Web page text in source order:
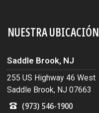
NUESTRA UBICACIÓN
Saddle Brook, NJ
255 US Highway 46 West
Saddle Brook, NJ 07663
(973) 546-1900